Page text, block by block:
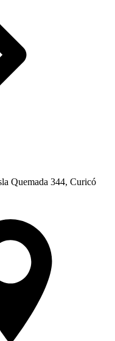
Quemada 344, Curicó